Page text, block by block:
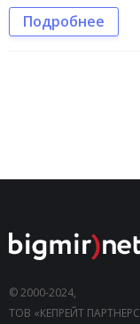
Подробнее
© 2000-2024,
ТОВ «КЕПРЕЙТ